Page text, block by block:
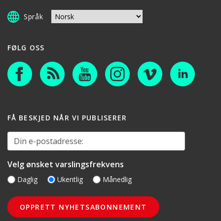
Språk
FØLG OSS
FÅ BESKJED NÅR VI PUBLISERER
Din e-postadresse:
Velg ønsket varslingsfrekvens
Daglig Ukentlig Månedlig